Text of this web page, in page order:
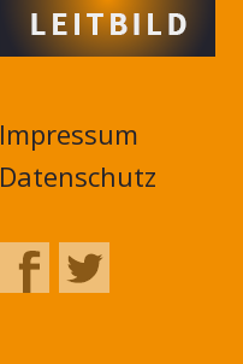
Impressum
Datenschutz